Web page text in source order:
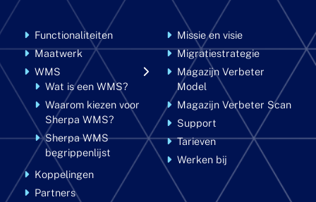
Functionaliteiten
Maatwerk
WMS
Wat is een WMS?
Waarom kiezen voor
Sherpa WMS?
Sherpa WMS
begrippenlijst
Koppelingen
Partners
Missie en visie
Migratiestrategie
Magazijn Verbeter
Model
Magazijn Verbeter Scan
Support
Tarieven
Werken bij